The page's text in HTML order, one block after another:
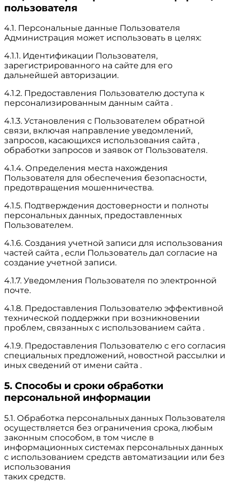
пользователя
4.1. Персональные данные Пользователя
Администрация может использовать в целях:
4.1.1. Идентификации Пользователя,
зарегистрированного на сайте для его
дальнейшей авторизации.
4.1.2. Предоставления Пользователю доступа к
персонализированным данным сайта .
4.1.3. Установления с Пользователем обратной
связи, включая направление уведомлений,
запросов, касающихся использования сайта ,
обработки запросов и заявок от Пользователя.
4.1.4. Определения места нахождения
Пользователя для обеспечения безопасности,
предотвращения мошенничества.
4.1.5. Подтверждения достоверности и полноты
персональных данных, предоставленных
Пользователем.
4.1.6. Создания учетной записи для использования
частей сайта , если Пользователь дал согласие на
создание учетной записи.
4.1.7. Уведомления Пользователя по электронной
почте.
4.1.8. Предоставления Пользователю эффективной
технической поддержки при возникновении
проблем, связанных с использованием сайта .
4.1.9. Предоставления Пользователю с его согласия
специальных предложений, новостной рассылки и
иных сведений от имени сайта .
5. Способы и сроки обработки
персональной информации
5.1. Обработка персональных данных Пользователя
осуществляется без ограничения срока, любым
законным способом, в том числе в
информационных системах персональных данных
с использованием средств автоматизации или без
использования
таких средств.